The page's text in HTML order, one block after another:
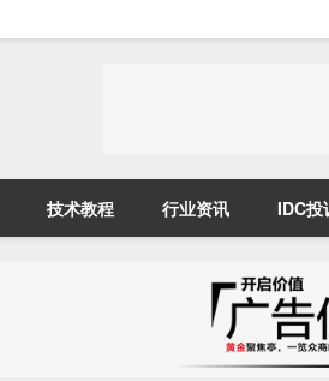
技术教程 行业资讯 IDC投